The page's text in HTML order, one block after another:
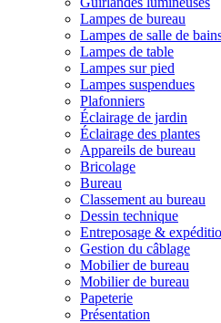
Lampes de bureau
Lampes de salle de
Lampes de table
Lampes sur pied
Lampes suspendues
Plafonniers
Éclairage de jardin
Éclairage des plantes
Appareils de bureau
Bricolage
Bureau
Classement au bureau
Dessin technique
Entreposage &
Gestion du câblage
Mobilier de bureau
Mobilier de bureau
Papeterie
Présentation